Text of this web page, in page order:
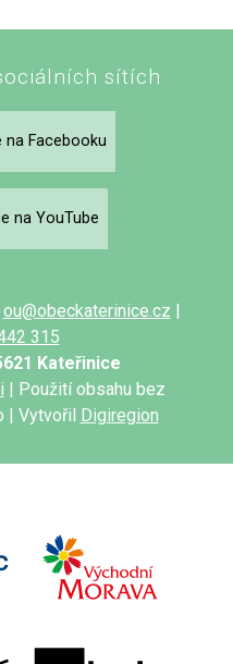
sítích
na Facebooku
na YouTube
ou@obeckaterinice.cz |
315
Kateřinice
| Použití obsahu bez
| Vytvořil Digiregion